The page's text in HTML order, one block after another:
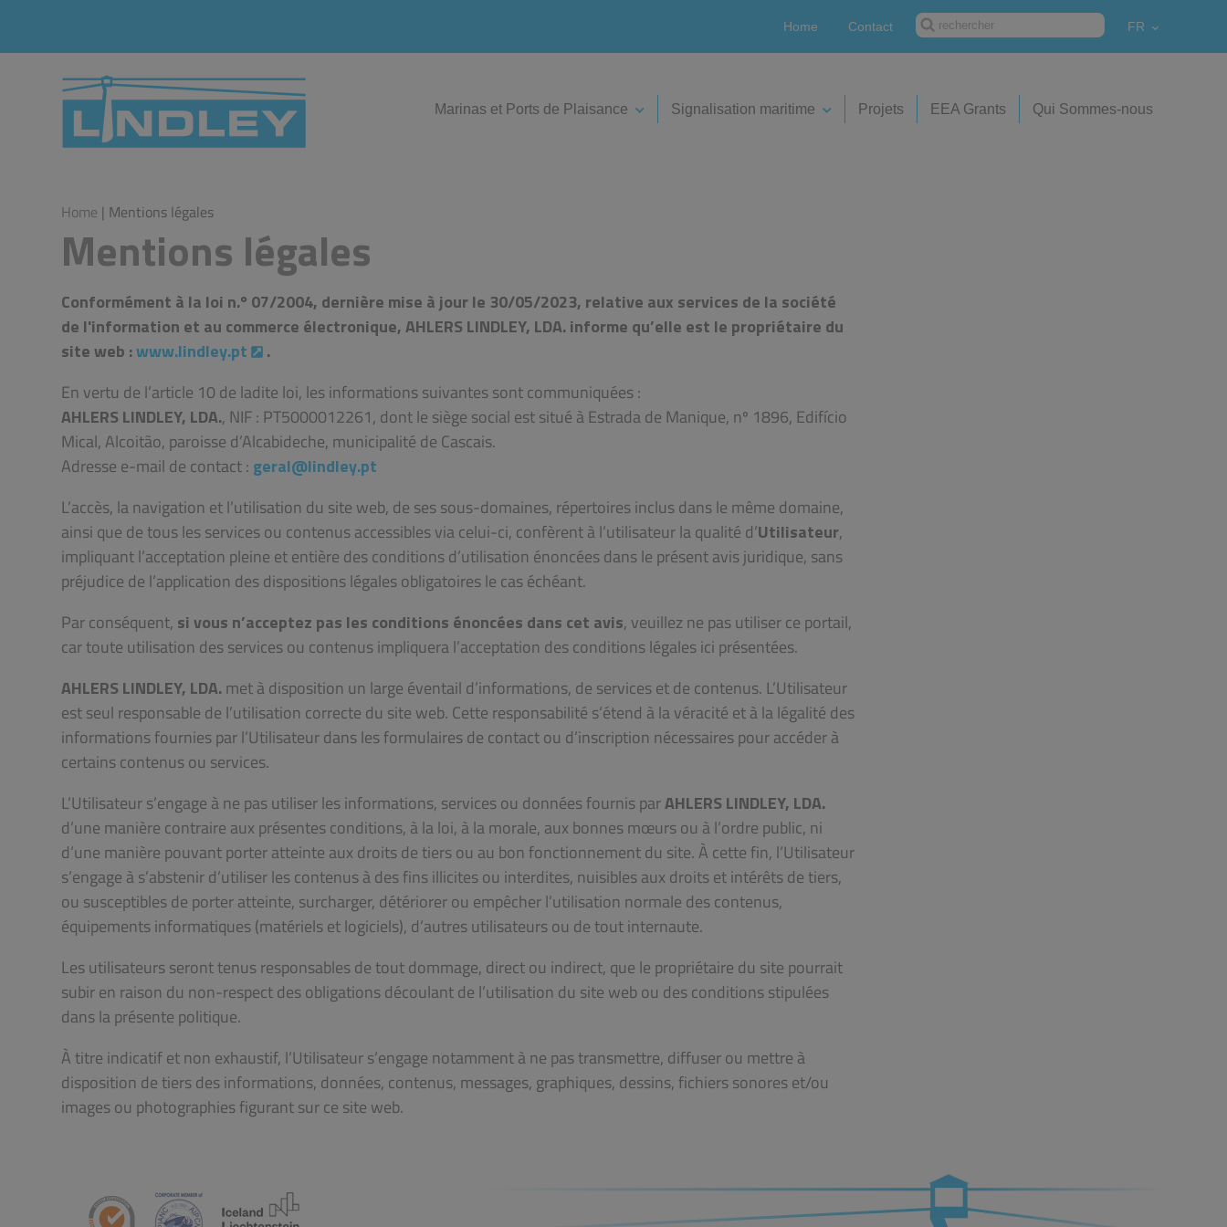
Home Contact FR
Marinas et Ports de Plaisance Signalisation maritime Projets EEA Grants Qui Sommes-nous
Home | Mentions légales
Mentions légales
Conformément à la loi n.º 07/2004, dernière mise à jour le 30/05/2023, relative aux services de la société
de l'information et au commerce électronique, AHLERS LINDLEY, LDA. informe qu’elle est le propriétaire du
site web :www.lindley.pt
.
En vertu de l’article 10 de ladite loi, les informations suivantes sont communiquées :
AHLERS LINDLEY, LDA., NIF : PT5000012261, dont le siège social est situé à Estrada de Manique, nº 1896, Edifício
Mical, Alcoitão, paroisse d’Alcabideche, municipalité de Cascais.
Adresse e-mail de contact : geral@lindley.pt
L’accès, la navigation et l’utilisation du site web, de ses sous-domaines, répertoires inclus dans le même domaine,
ainsi que de tous les services ou contenus accessibles via celui-ci, confèrent à l’utilisateur la qualité d’Utilisateur,
impliquant l’acceptation pleine et entière des conditions d’utilisation énoncées dans le présent avis juridique, sans
préjudice de l’application des dispositions légales obligatoires le cas échéant.
Par conséquent, si vous n’acceptez pas les conditions énoncées dans cet avis, veuillez ne pas utiliser ce portail,
car toute utilisation des services ou contenus impliquera l’acceptation des conditions légales ici présentées.
AHLERS LINDLEY, LDA.met à disposition un large éventail d’informations, de services et de contenus. L’Utilisateur
est seul responsable de l’utilisation correcte du site web. Cette responsabilité s’étend à la véracité et à la légalité des
informations fournies par l’Utilisateur dans les formulaires de contact ou d’inscription nécessaires pour accéder à
certains contenus ou services.
L’Utilisateur s’engage à ne pas utiliser les informations, services ou données fournis parAHLERS LINDLEY, LDA.
d’une manière contraire aux présentes conditions, à la loi, à la morale, aux bonnes mœurs ou à l’ordre public, ni
d’une manière pouvant porter atteinte aux droits de tiers ou au bon fonctionnement du site. À cette fin, l’Utilisateur
s’engage à s’abstenir d’utiliser les contenus à des fins illicites ou interdites, nuisibles aux droits et intérêts de tiers,
ou susceptibles de porter atteinte, surcharger, détériorer ou empêcher l’utilisation normale des contenus,
équipements informatiques (matériels et logiciels), d’autres utilisateurs ou de tout internaute.
Les utilisateurs seront tenus responsables de tout dommage, direct ou indirect, que le propriétaire du site pourrait
subir en raison du non-respect des obligations découlant de l’utilisation du site web ou des conditions stipulées
dans la présente politique.
À titre indicatif et non exhaustif, l’Utilisateur s’engage notamment à ne pas transmettre, diffuser ou mettre à
disposition de tiers des informations, données, contenus, messages, graphiques, dessins, fichiers sonores et/ou
images ou photographies figurant sur ce site web.